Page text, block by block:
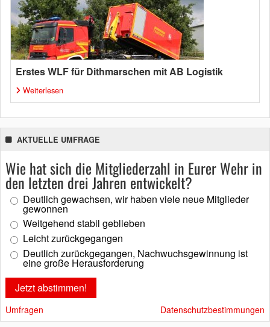
Erstes WLF für Dithmarschen mit AB Logistik
Weiterlesen
AKTUELLE UMFRAGE
Wie hat sich die Mitgliederzahl in Eurer Wehr in
den letzten drei Jahren entwickelt?
Deutlich gewachsen, wir haben viele neue Mitglieder
gewonnen
Weitgehend stabil geblieben
Leicht zurückgegangen
Deutlich zurückgegangen, Nachwuchsgewinnung ist
eine große Herausforderung
Umfragen Datenschutzbestimmungen